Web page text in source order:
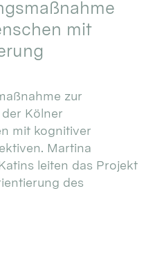
mit
zur
Kölner
mit kognitiver
Martina
leiten das Projekt
des